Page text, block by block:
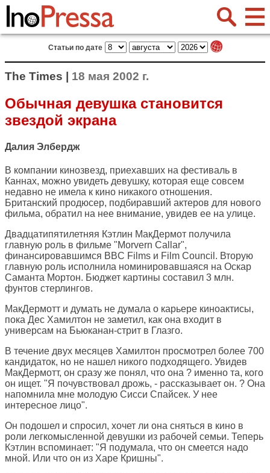
Статьи по дате
The Times | 18 мая 2002 г.
Обычная девушка становится
звездой экрана
Далия Элбердж
В компании кинозвезд, приехавших на фестиваль в
Каннах, можно увидеть девушку, которая еще совсем
недавно не имела к кино никакого отношения.
Британский продюсер, подбиравший актеров для нового
фильма, обратил на нее внимание, увидев ее на улице.
Двадцатипятилетняя Кэтлин МакДермот получила
главную роль в фильме "Morvern Callar",
финансировавшимся BBC Films и Film Council. Вторую
главную роль исполнила номинировавшаяся на Оскар
Саманта Мортон. Бюджет картины составил 3 млн.
фунтов стерлингов.
МакДермотт и думать не думала о карьере киноактисы,
пока Дес Хамилтон не заметил, как она входит в
универсам на Бьюканан-стрит в Глазго.
В течение двух месяцев Хамилтон просмотрел более 700
кандидаток, но не нашел никого подходящего. Увидев
МакДермотт, он сразу же понял, что она ? именно та, кого
он ищет. "Я почувствовал дрожь, - рассказывает он. ? Она
напомнила мне молодую Сисси Спайсек. У нее
интересное лицо".
Он подошел и спросил, хочет ли она сняться в кино в
роли легкомысленной девушки из рабочей семьи. Теперь
Кэтлин вспоминает: "Я подумала, что он смеется надо
мной. Или что он из Харе Кришны".